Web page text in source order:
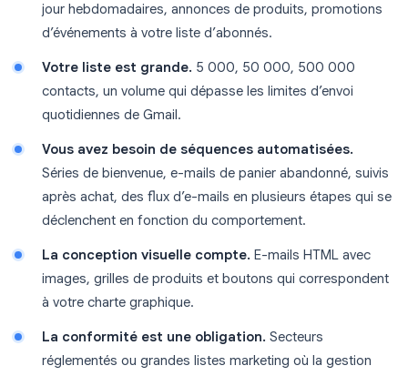
jour hebdomadaires, annonces de produits, promotions
d’événements à votre liste d’abonnés.
Votre liste est grande. 5 000, 50 000, 500 000
contacts, un volume qui dépasse les limites d’envoi
quotidiennes de Gmail.
Vous avez besoin de séquences automatisées.
Séries de bienvenue, e-mails de panier abandonné, suivis
après achat, des flux d’e-mails en plusieurs étapes qui se
déclenchent en fonction du comportement.
La conception visuelle compte. E-mails HTML avec
images, grilles de produits et boutons qui correspondent
à votre charte graphique.
La conformité est une obligation. Secteurs
réglementés ou grandes listes marketing où la gestion